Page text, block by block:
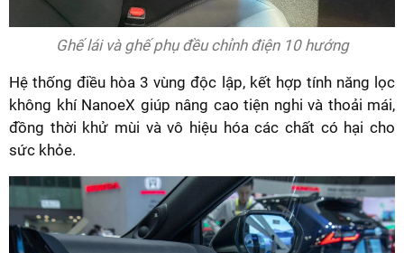
Ghế lái và ghế phụ đều chỉnh điện 10 hướng
Hệ thống điều hòa 3 vùng độc lập, kết hợp tính năng lọc
không khí NanoeX giúp nâng cao tiện nghi và thoải mái,
đồng thời khử mùi và vô hiệu hóa các chất có hại cho
sức khỏe.